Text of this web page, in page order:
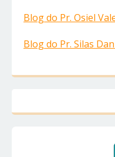
Blog do Pr. Osiel
Blog do Pr. Silas